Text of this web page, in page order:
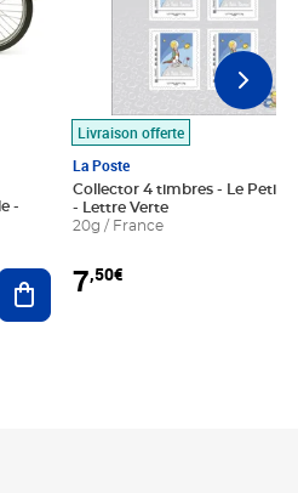
Ajouter au panier
Livraison offerte
La Poste
Collector 4 timbres - Le Petit
- Lettre Verte
20g / France
7,50€